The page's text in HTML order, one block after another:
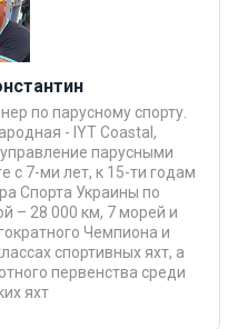
по парусному спорту.
- IYT Coastal,
парусными
с 7-ми лет, к 15-ти годам
Спорта Украины по
– 28 000 км, 7 морей и
Чемпиона и
спортивных яхт, а
первенства среди
яхт